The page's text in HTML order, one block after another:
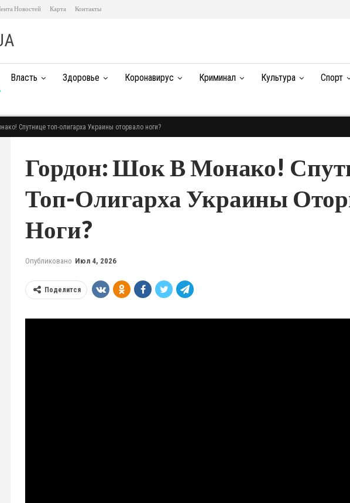
Новостей Карта Контакты
Власть Здоровье Коронавирус Криминал Культура Спорт
Спутнице топ-олигарха Украины оторвало ноги?
Гордон: Шок В Монако!
Топ-Олигарха Украины
Ноги?
Опубликовано Июл 4, 2026
Поделится